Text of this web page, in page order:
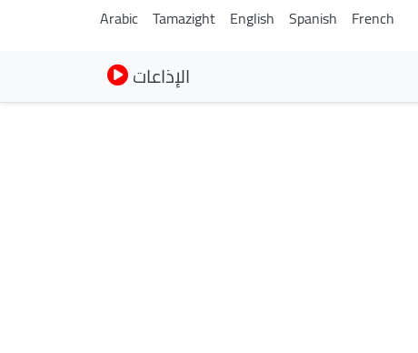
Arabic Tamazight English Spanish French
الإذاعات